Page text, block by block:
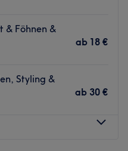
& Föhnen &
ab 18 €
Styling &
ab 30 €